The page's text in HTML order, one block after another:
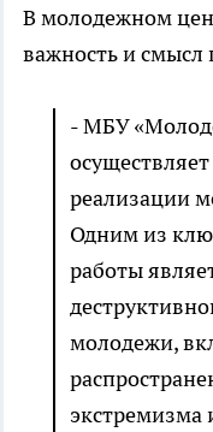
В молодежном
важность и смысл
- МБУ
реализации
Одним из
работы
молодежи,
экстремизма